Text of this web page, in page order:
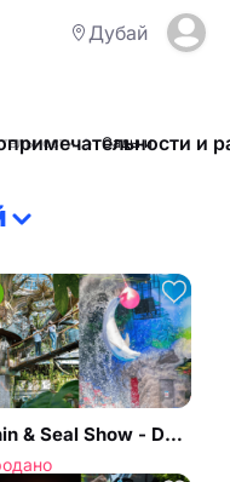
Дубай
и
Сады и
Dolphin & Seal Show - Dubai Dolphinarium + The Green Planet Dubai - Combo